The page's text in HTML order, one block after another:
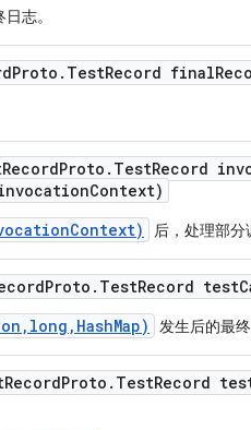
志。
Proto . TestRecord final
RecordProto . TestRecord
Context)
后，处理部分
Proto . TestRecord test
发生后的最
RecordProto . TestRecord